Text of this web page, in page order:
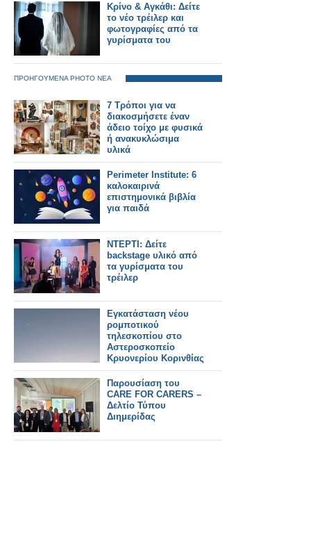
Κρίνο & Αγκάθι: Δείτε
το νέο τρέιλερ και
φωτογραφίες από τα
γυρίσματα του
ΠΡΟΗΓΟΥΜΕΝΑ PHOTO ΝΕΑ
7 Τρόποι για να
διακοσμήσετε έναν
άδειο τοίχο με φυσικά
ή ανακυκλώσιμα
υλικά
Perimeter Institute: 6
καλοκαιρινά
επιστημονικά βιβλία
για παιδά
ΝΤΕΡΤΙ: Δείτε
backstage υλικό από
τα γυρίσματα του
τρέιλερ
Εγκατάσταση νέου
ρομποτικού
τηλεσκοπίου στο
Αστεροσκοπείο
Κρυονερίου Κορινθίας
Παρουσίαση του
CARE FOR CARERS –
Δελτίο Τύπου
Διημερίδας